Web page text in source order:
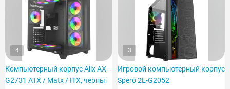
4
Компьютерный корпус Allx AX-
G2731 ATX / Matx / ITX, черный
3
Игровой компьютерный корпус
Spero 2E-G2052